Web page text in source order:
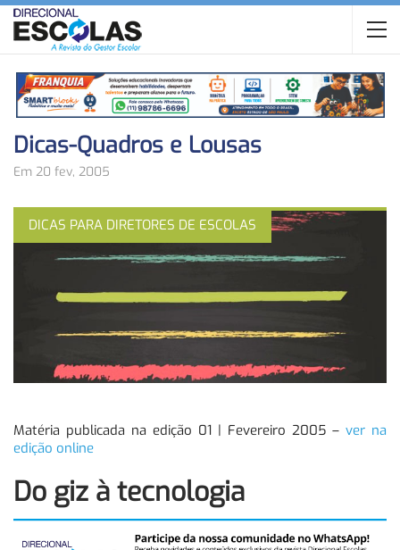
Dicas-Quadros e Lousas
Em 20 fev, 2005
DICAS PARA DIRETORES DE ESCOLAS
Matéria publicada na edição 01 | Fevereiro 2005 – ver na
edição online
Do giz à tecnologia